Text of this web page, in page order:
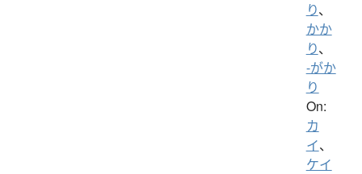
り、
かか
り、
-がか
り
On:
カ
イ、
ケイ